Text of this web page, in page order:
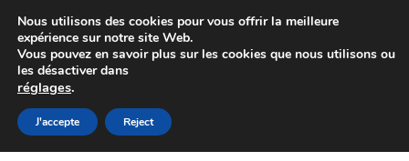
Colissimo livraison à partir de 7 EUR
Du lundi au vendredi de 9 h à 16 h
Aller
à
Aller
au
Nous utilisons des cookies pour vous offrir la meilleure
expérience sur notre site Web.
Vous pouvez en savoir plus sur les cookies que nous utilisons ou
les désactiver dans
réglages.
J'accepte Reject